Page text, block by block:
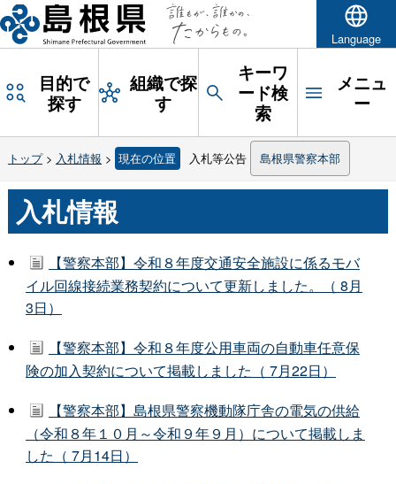
Language
目的で
探す
組織で探
す
キーワ
ード検
索
メニュ
ー
トップ> 入札情報 > 現在の位置 入札等公告 島根県警察本部
入札情報
【警察本部】令和８年度交通安全施設に係るモバ
イル回線接続業務契約について更新しました。（ 8月
3日）
【警察本部】令和８年度公用車両の自動車任意保
険の加入契約について掲載しました（ 7月22日）
【警察本部】島根県警察機動隊庁舎の電気の供給
（令和８年１０月～令和９年９月）について掲載しま
した（ 7月14日）